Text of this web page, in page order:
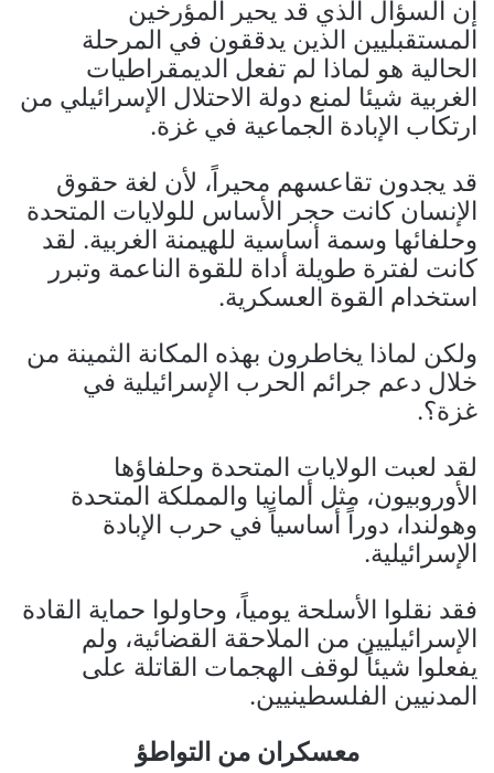
إن السؤال الذي قد يحير المؤرخين
المستقبليين الذين يدققون في المرحلة
الحالية هو لماذا لم تفعل الديمقراطيات
الغربية شيئا لمنع دولة الاحتلال الإسرائيلي من
ارتكاب الإبادة الجماعية في غزة.
قد يجدون تقاعسهم محيراً، لأن لغة حقوق
الإنسان كانت حجر الأساس للولايات المتحدة
وحلفائها وسمة أساسية للهيمنة الغربية. لقد
كانت لفترة طويلة أداة للقوة الناعمة وتبرر
استخدام القوة العسكرية.
ولكن لماذا يخاطرون بهذه المكانة الثمينة من
خلال دعم جرائم الحرب الإسرائيلية في
غزة؟.
لقد لعبت الولايات المتحدة وحلفاؤها
الأوروبيون، مثل ألمانيا والمملكة المتحدة
وهولندا، دوراً أساسياً في حرب الإبادة
الإسرائيلية.
فقد نقلوا الأسلحة يومياً، وحاولوا حماية القادة
الإسرائيليين من الملاحقة القضائية، ولم
يفعلوا شيئاً لوقف الهجمات القاتلة على
المدنيين الفلسطينيين.
معسكران من التواطؤ